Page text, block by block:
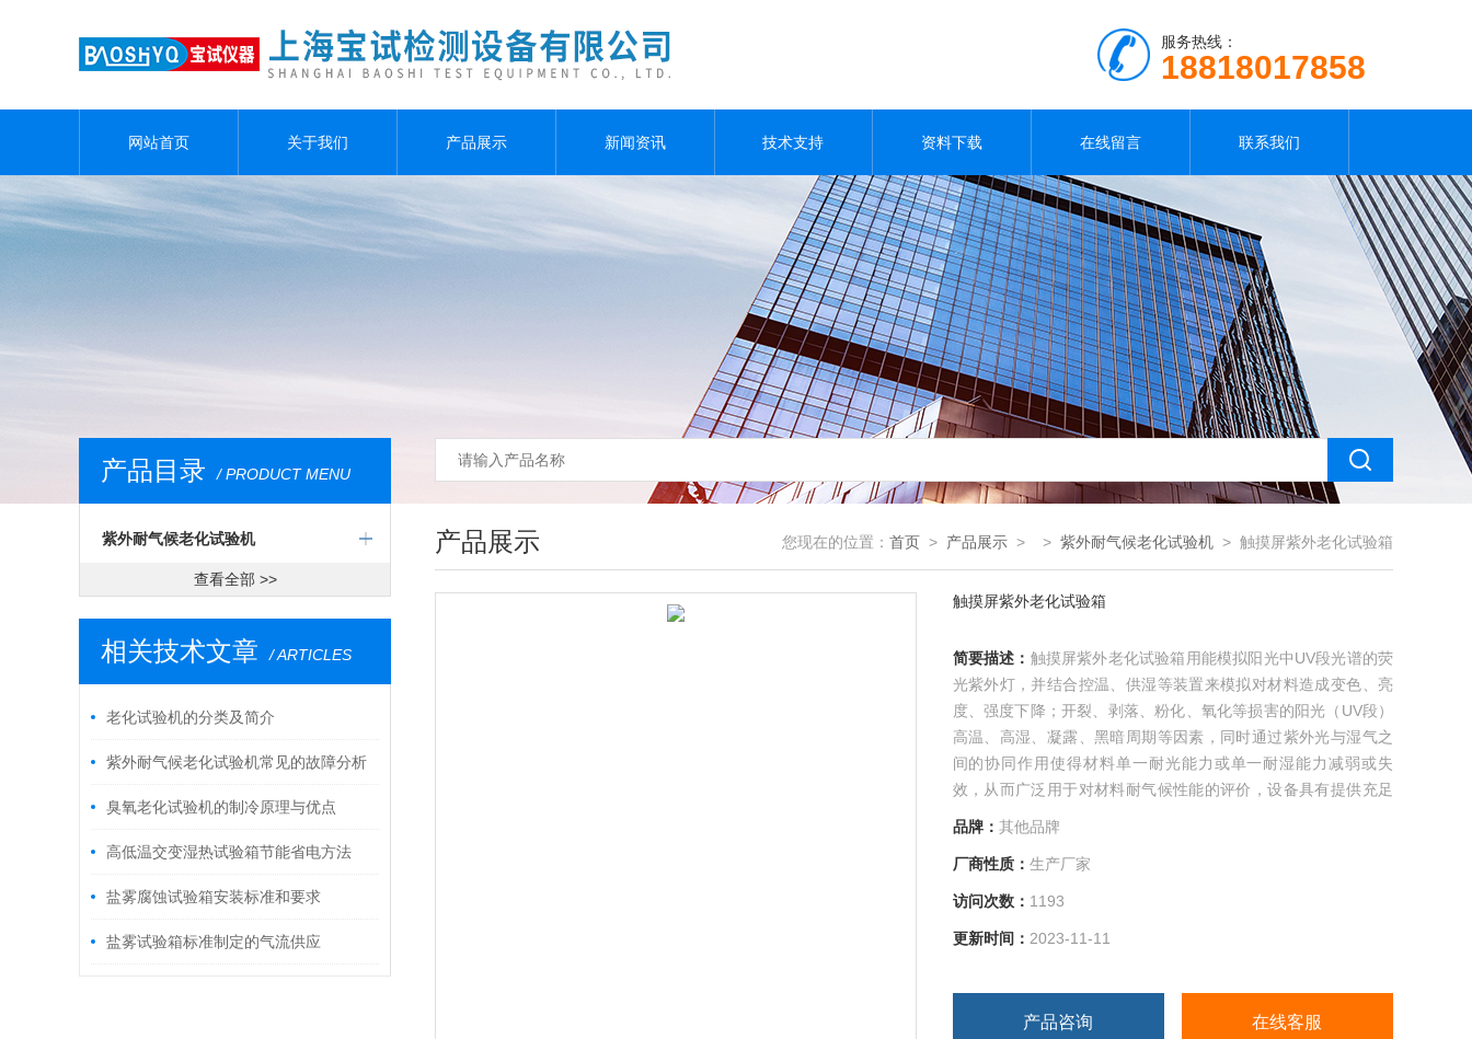
服务热线：
18818017858
网站首页 关于我们 产品展示 新闻资讯 技术支持 资料下载 在线留言 联系我们
产品目录 / PRODUCT MENU
紫外耐气候老化试验机
查看全部 >>
相关技术文章 / ARTICLES
老化试验机的分类及简介
紫外耐气候老化试验机常见的故障分析
臭氧老化试验机的制冷原理与优点
高低温交变湿热试验箱节能省电方法
盐雾腐蚀试验箱安装标准和要求
盐雾试验箱标准制定的气流供应
产品展示 您现在的位置： 首页 > 产品展示 > > 紫外耐气候老化试验机 > 触摸屏紫外老化试验箱
触摸屏紫外老化试验箱
简要描述： 触摸屏紫外老化试验箱用能模拟阳光中UV段光谱的荧
光紫外灯，并结合控温、供湿等装置来模拟对材料造成变色、亮
度、强度下降；开裂、剥落、粉化、氧化等损害的阳光（UV段）
高温、高湿、凝露、黑暗周期等因素，同时通过紫外光与湿气之
间的协同作用使得材料单一耐光能力或单一耐湿能力减弱或失
效，从而广泛用于对材料耐气候性能的评价，设备具有提供充足
的阳光UV模拟，使用维护成本低廉，设备采用程控器自动运行试
品牌： 其他品牌
厂商性质： 生产厂家
访问次数： 1193
更新时间： 2023-11-11
产品咨询 在线客服